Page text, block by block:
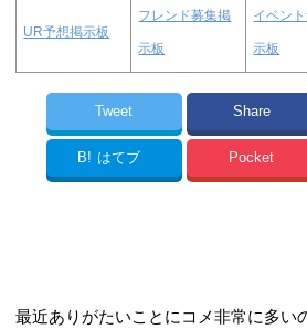
UR予想掲示板
フレンド募集掲
示板
イベン
示板
Tweet Share
B! はてブ Pocket
最近ありがたいことにコメ非常に多い